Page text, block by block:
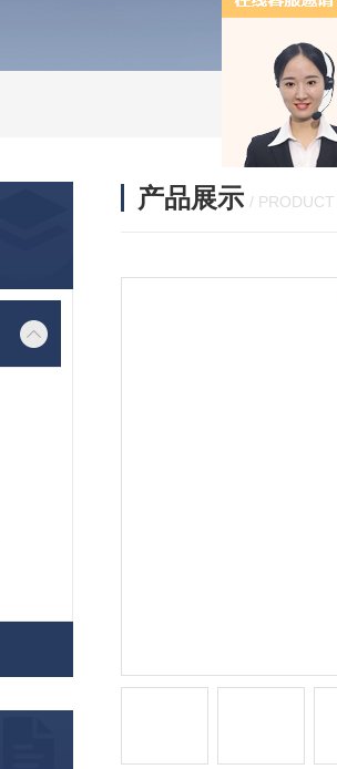
产品展示 /